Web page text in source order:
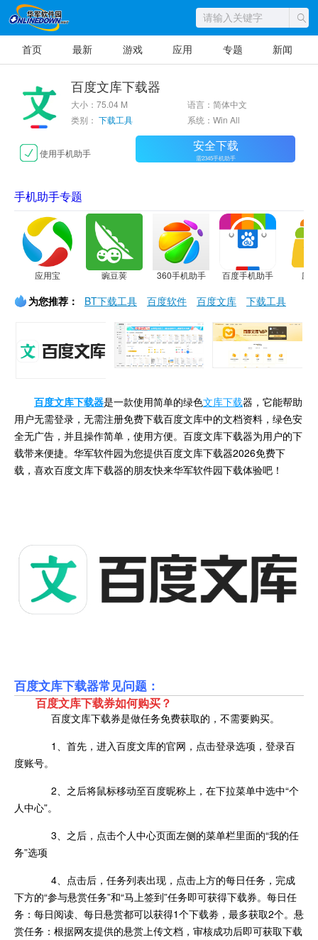
首页 最新 游戏 应用 专题 新闻
百度文库下载器
大小：75.04 M
语言：简体中文
类别： 下载工具 系统：Win All
使用手机助手 安全下载
需2345手机助手
手机助手专题
应用宝 豌豆荚 360手机助手 百度手机助手 应
为您推荐： BT下载工具 百度软件 百度文库 下载工具
百度文库下载器是一款使用简单的绿色文库下载器，它能帮助
用户无需登录，无需注册免费下载百度文库中的文档资料，绿色安
全无广告，并且操作简单，使用方便。百度文库下载器为用户的下
载带来便捷。华军软件园为您提供百度文库下载器2026免费下
载，喜欢百度文库下载器的朋友快来华军软件园下载体验吧！
百度文库下载器常见问题：
百度文库下载券如何购买？
百度文库下载券是做任务免费获取的，不需要购买。
1、首先，进入百度文库的官网，点击登录选项，登录百
度账号。
2、之后将鼠标移动至百度昵称上，在下拉菜单中选中“个
人中心”。
3、之后，点击个人中心页面左侧的菜单栏里面的“我的任
务”选项
4、点击后，任务列表出现，点击上方的每日任务，完成
下方的“参与悬赏任务”和“马上签到”任务即可获得下载券。每日任
务：每日阅读、每日悬赏都可以获得1个下载劵，最多获取2个。悬
赏任务：根据网友提供的悬赏上传文档，审核成功后即可获取下载